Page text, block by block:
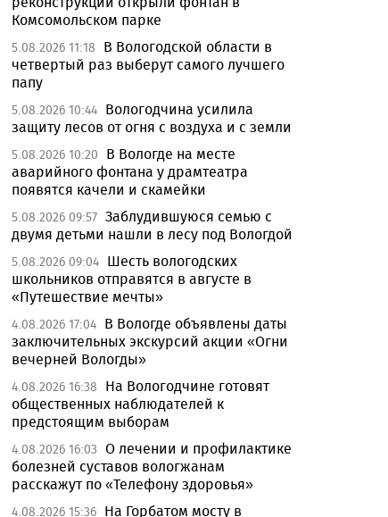
Комсомольском парке
5.08.2026 11:18
В Вологодской области в
четвертый раз выберут самого лучшего
папу
5.08.2026 10:44 Вологодчина усилила
защиту лесов от огня с воздуха и с земли
5.08.2026 10:20
В Вологде на месте
аварийного фонтана у драмтеатра
появятся качели и скамейки
5.08.2026 09:57 Заблудившуюся семью с
двумя детьми нашли в лесу под Вологдой
5.08.2026 09:04 Шесть вологодских
школьников отправятся в августе в
«Путешествие мечты»
4.08.2026 17:04 В Вологде объявлены даты
заключительных экскурсий акции «Огни
вечерней Вологды»
4.08.2026 16:38
На Вологодчине готовят
общественных наблюдателей к
предстоящим выборам
4.08.2026 16:03 О лечении и профилактике
болезней суставов вологжанам
расскажут по «Телефону здоровья»
4.08.2026 15:36 На Горбатом мосту в